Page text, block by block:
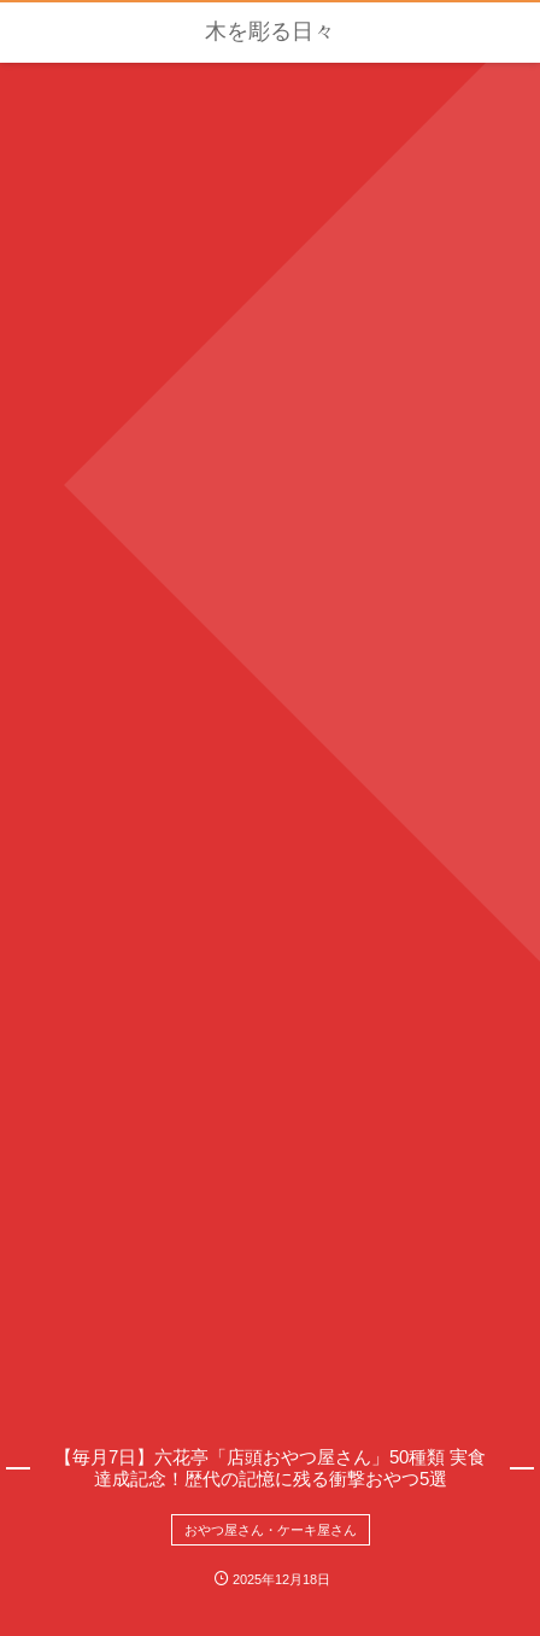
木を彫る日々
【毎月7日】六花亭「店頭おやつ屋さん」50種類 実食
達成記念！歴代の記憶に残る衝撃おやつ5選
おやつ屋さん・ケーキ屋さん
2025年12月18日